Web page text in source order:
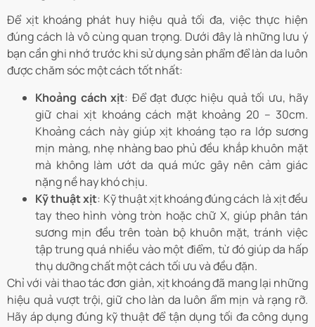
Để xịt khoáng phát huy hiệu quả tối đa, việc thực hiện
đúng cách là vô cùng quan trọng. Dưới đây là những lưu ý
bạn cần ghi nhớ trước khi sử dụng sản phẩm để làn da luôn
được chăm sóc một cách tốt nhất:
Khoảng cách xịt: Để đạt được hiệu quả tối ưu, hãy
giữ chai xịt khoáng cách mặt khoảng 20 – 30cm.
Khoảng cách này giúp xịt khoáng tạo ra lớp sương
mịn màng, nhẹ nhàng bao phủ đều khắp khuôn mặt
mà không làm ướt da quá mức gây nên cảm giác
nặng nề hay khó chịu.
Kỹ thuật xịt: Kỹ thuật xịt khoáng đúng cách là xịt đều
tay theo hình vòng tròn hoặc chữ X, giúp phân tán
sương mịn đều trên toàn bộ khuôn mặt, tránh việc
tập trung quá nhiều vào một điểm, từ đó giúp da hấp
thụ dưỡng chất một cách tối ưu và đều đặn.
Chỉ với vài thao tác đơn giản, xịt khoáng đã mang lại những
hiệu quả vượt trội, giữ cho làn da luôn ẩm mịn và rạng rỡ.
Hãy áp dụng đúng kỹ thuật để tận dụng tối đa công dụng